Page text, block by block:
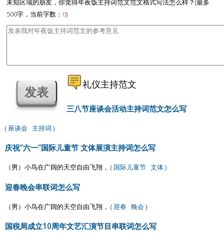
未知区域的朋友，你觉得年夜饭主持词范文范文格式写法怎么样？(最多
500字，当前字数： 0)
礼仪主持范文
三八节座谈会活动主持词范文怎么写
( 座谈会 主持词 )
庆祝“六一”国际儿童节 文体展演主持词怎么写
（男）小鸟在广阔的天空自由飞翔， ( 国际儿童节 文体)
迎春晚会串联词怎么写
（男）小鸟在广阔的天空自由飞翔， (迎春 晚会)
国税局成立10周年文艺汇演节目串联词怎么写